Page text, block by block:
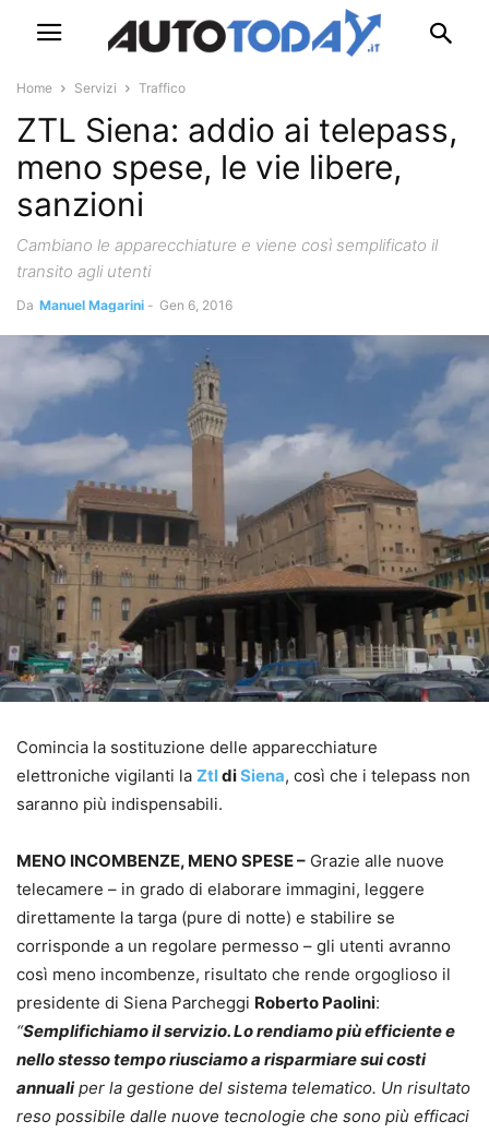
Home Servizi Traffico
ZTL Siena: addio ai telepass,
meno spese, le vie libere,
sanzioni
Cambiano le apparecchiature e viene così semplificato il
transito agli utenti
Da Manuel Magarini - Gen 6, 2016
Comincia la sostituzione delle apparecchiature
elettroniche vigilanti la ZtldiSiena, così che i telepass non
saranno più indispensabili.
MENO INCOMBENZE, MENO SPESE – Grazie alle nuove
telecamere – in grado di elaborare immagini, leggere
direttamente la targa (pure di notte) e stabilire se
corrisponde a un regolare permesso – gli utenti avranno
così meno incombenze, risultato che rende orgoglioso il
presidente di Siena Parcheggi Roberto Paolini:
“Semplifichiamo il servizio. Lo rendiamo più efficiente e
nello stesso tempo riusciamo a risparmiare sui costi
annualiper la gestione del sistema telematico. Un risultato
reso possibile dalle nuove tecnologie che sono più efficaci